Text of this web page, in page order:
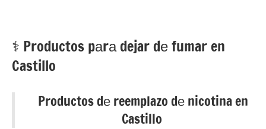
⚕️ Productos pаrа dejar dе fumar en
Castillo
Productos dе reemplazo dе nicotina en
Castillo